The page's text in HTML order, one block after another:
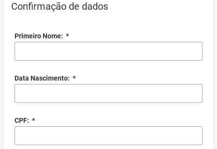
Confirmação de dados
Primeiro Nome: *
Data Nascimento: *
CPF: *